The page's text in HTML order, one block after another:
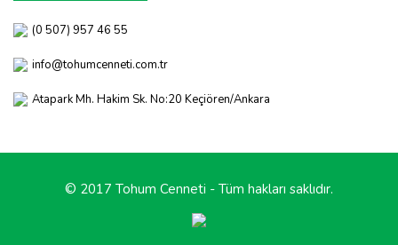
(0 507) 957 46 55
info@tohumcenneti.com.tr
Atapark Mh. Hakim Sk. No:20 Keçiören/Ankara
© 2017 Tohum Cenneti - Tüm hakları saklıdır.